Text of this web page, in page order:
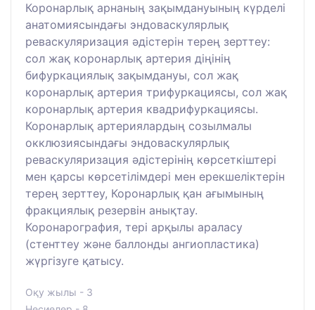
Коронарлық арнаның зақымдануының күрделі
анатомиясындағы эндоваскулярлық
реваскуляризация әдістерін терең зерттеу:
сол жақ коронарлық артерия діңінің
бифуркациялық зақымдануы, сол жақ
коронарлық артерия трифуркациясы, сол жақ
коронарлық артерия квадрифуркациясы.
Коронарлық артериялардың созылмалы
окклюзиясындағы эндоваскулярлық
реваскуляризация әдістерінің көрсеткіштері
мен қарсы көрсетілімдері мен ерекшеліктерін
терең зерттеу, Коронарлық қан ағымының
фракциялық резервін анықтау.
Коронарография, тері арқылы араласу
(стенттеу және баллонды ангиопластика)
жүргізуге қатысу.
Оқу жылы - 3